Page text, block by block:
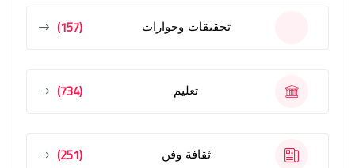
تحقيقات وحوارات (157)
تعليم (734)
ثقافة وفن (251)